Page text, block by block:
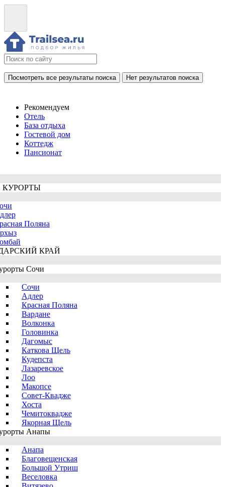
Посмотреть все результаты поиска Нет результатов поиска
Рекомендуем
Отель
База отдыха
Гостевой дом
Коттедж
Пансионат
КУРОРТЫ
Поляна
КРАЙ
Сочи
Сочи
Адлер
Красная Поляна
Вардане
Волконка
Головинка
Дагомыс
Каткова Щель
Кудепста
Лазаревское
Лоо
Макопсе
Совет-Квадже
Хоста
Чемитоквадже
Якорная Щель
Анапы
Анапа
Благовещенская
Большой Утриш
Веселовка